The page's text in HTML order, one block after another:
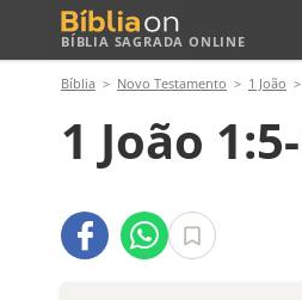
BÍBLIA SAGRADA ONLINE
Bíblia Novo Testamento 1 João
1 João